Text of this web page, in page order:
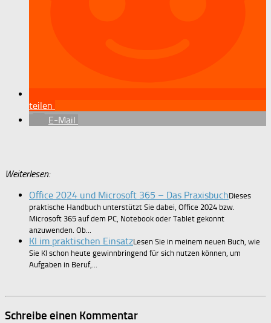
teilen
E-Mail
Weiterlesen:
Office 2024 und Microsoft 365 – Das PraxisbuchDieses
praktische Handbuch unterstützt Sie dabei, Office 2024 bzw.
Microsoft 365 auf dem PC, Notebook oder Tablet gekonnt
anzuwenden. Ob...
KI im praktischen EinsatzLesen Sie in meinem neuen Buch, wie
Sie KI schon heute gewinnbringend für sich nutzen können, um
Aufgaben in Beruf,...
Schreibe einen Kommentar